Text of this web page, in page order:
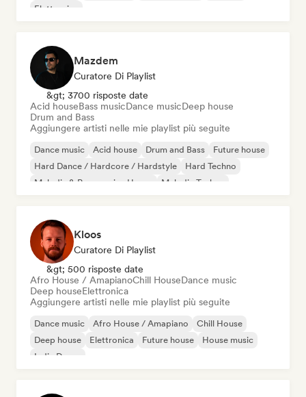
Elettronica
Mazdem
Curatore Di Playlist
&gt; 3700 risposte date
Acid houseBass musicDance musicDeep house
Drum and Bass
Aggiungere artisti nelle mie playlist più seguite
Dance music Acid house Drum and Bass
Future house
Hard Dance / Hardcore / Hardstyle
Hard Techno
Melodic & Progressive House
Melodic Techno
Kloos
Curatore Di Playlist
&gt; 500 risposte date
Afro House / AmapianoChill HouseDance music
Deep houseElettronica
Aggiungere artisti nelle mie playlist più seguite
Dance music Afro House / Amapiano
Chill House
Deep house
Elettronica Future house
House music
Indie Dance